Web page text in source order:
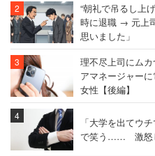
運営面では、夏場の野菜の
温環境に置かなければ、す
ィスに提供する冷蔵庫も、
ぶ痛んでしまうので、採用
実行しました。
――導入企業にはどのような
“朝礼で吊るし上
時に退職 → 元上
思いました」
理不尽上司にム
アマネージャー
女性【後編】
「大学を出てウ
で笑う…… 激怒